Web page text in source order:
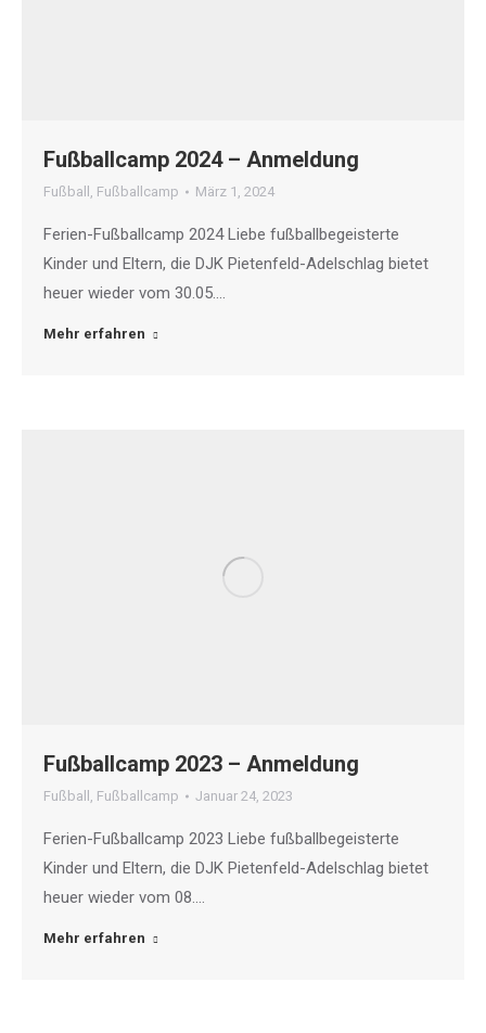
Fußballcamp 2024 – Anmeldung
Fußball , Fußballcamp März 1, 2024
Ferien-Fußballcamp 2024 Liebe fußballbegeisterte
Kinder und Eltern, die DJK Pietenfeld-Adelschlag bietet
heuer wieder vom 30.05.…
Mehr erfahren
Fußballcamp 2023 – Anmeldung
Fußball , Fußballcamp Januar 24, 2023
Ferien-Fußballcamp 2023 Liebe fußballbegeisterte
Kinder und Eltern, die DJK Pietenfeld-Adelschlag bietet
heuer wieder vom 08.…
Mehr erfahren